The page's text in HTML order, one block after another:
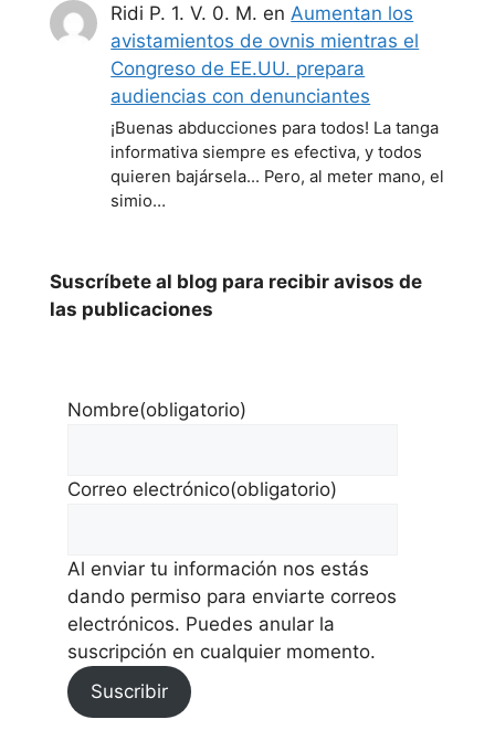
Ridi P. 1. V. 0. M. en Aumentan los
avistamientos de ovnis mientras el
Congreso de EE.UU. prepara
audiencias con denunciantes
¡Buenas abducciones para todos! La tanga
informativa siempre es efectiva, y todos
quieren bajársela... Pero, al meter mano, el
simio…
Suscríbete al blog para recibir avisos de
las publicaciones
Nombre(obligatorio)
Correo electrónico(obligatorio)
Al enviar tu información nos estás
dando permiso para enviarte correos
electrónicos. Puedes anular la
suscripción en cualquier momento.
Suscribir